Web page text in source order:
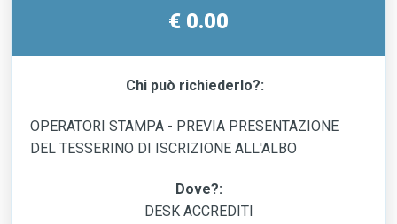
€ 0.00
Chi può richiederlo?:
OPERATORI STAMPA - PREVIA PRESENTAZIONE
DEL TESSERINO DI ISCRIZIONE ALL'ALBO
Dove?:
DESK ACCREDITI